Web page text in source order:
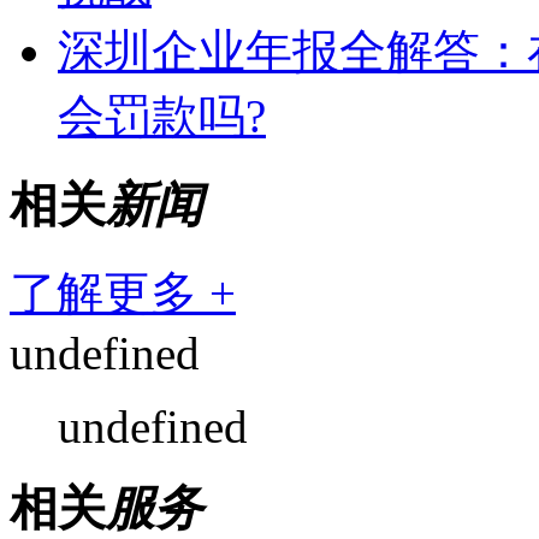
深圳企业年报全解答
会罚款吗?
相关新闻
了解更多 +
undefined
undefined
相关服务